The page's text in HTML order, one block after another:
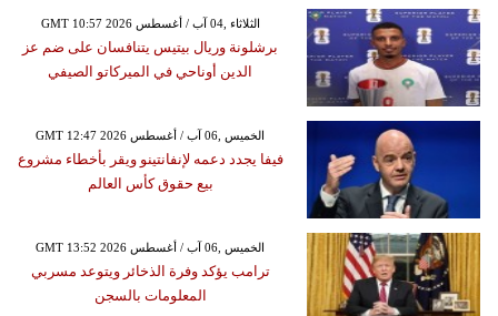
GMT 10:57 2026 الثلاثاء ,04 آب / أغسطس
برشلونة وريال بيتيس يتنافسان على ضم عز
الدين أوناحي في الميركاتو الصيفي
GMT 12:47 2026 الخميس ,06 آب / أغسطس
فيفا يجدد دعمه لإنفانتينو ويقر بأخطاء مشروع
بيع حقوق كأس العالم
GMT 13:52 2026 الخميس ,06 آب / أغسطس
ترامب يؤكد وفرة الذخائر ويتوعد مسربي
المعلومات بالسجن